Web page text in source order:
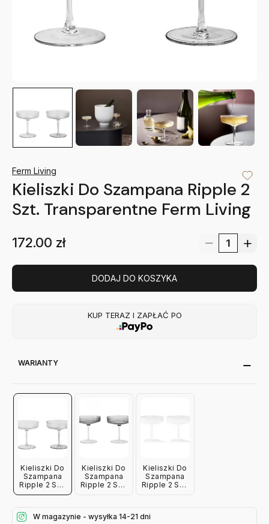
Ferm Living
Kieliszki Do Szampana Ripple 2
Szt. Transparentne Ferm Living
172.00 zł
DODAJ DO KOSZYKA
KUP TERAZ I ZAPŁAĆ PO
WARIANTY
Kieliszki Do
Szampana
Ripple 2 Szt.
Transparentne
Kieliszki Do
Szampana
Ripple 2 Szt.
Kieliszki Do
Szampana
Ripple 2 Szt.
W magazynie - wysyłka 14-21 dni